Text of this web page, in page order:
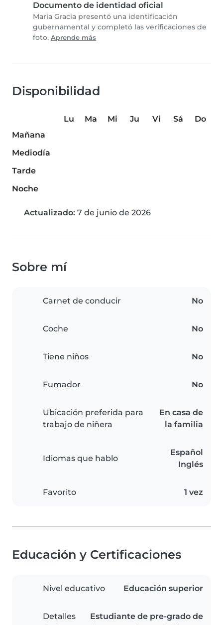
Documento de identidad oficial
Maria Gracia presentó una identificación
gubernamental y completó las verificaciones de
foto. Aprende más
Disponibilidad
Lu Ma Mi Ju Vi Sá
Do
Mañana
Mediodía
Tarde
Noche
Actualizado: 7 de junio de 2026
Sobre mí
Carnet de conducir No
Coche No
Tiene niños No
Fumador No
Ubicación preferida para
trabajo de niñera
En casa de
la familia
Idiomas que hablo
Español
Inglés
Favorito 1 vez
Educación y Certificaciones
Nivel educativo Educación superior
Detalles
Estudiante de pre-grado de